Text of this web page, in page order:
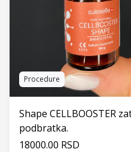
Procedure
Shape CELLBOOSTER
podbratka.
18000.00 RSD